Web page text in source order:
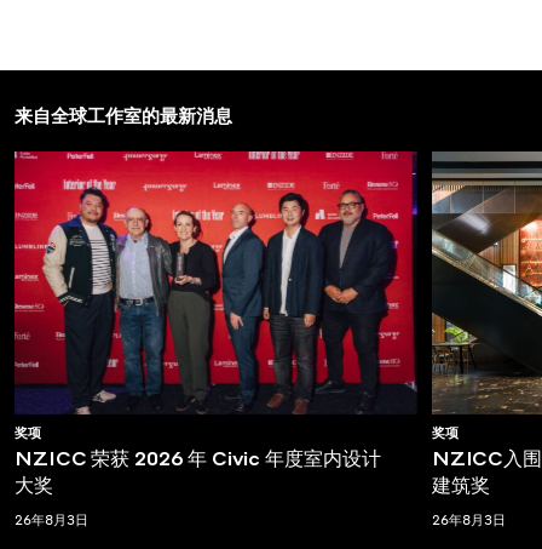
来自全球工作室的最新消息
奖项
NZICC 荣获 2026 年 Civic 年度室内设计
大奖
26年8月3日
奖项
NZICC入
建筑奖
26年8月3日